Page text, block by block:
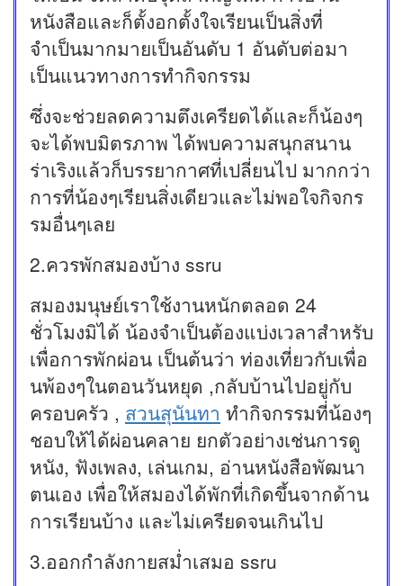
หนังสือและก็ตั้งอกตั้งใจเรียนเป็นสิ่งที่
จำเป็นมากมายเป็นอันดับ 1 อันดับต่อมา
เป็นแนวทางการทำกิจกรรม
ซึ่งจะช่วยลดความตึงเครียดได้และก็น้องๆ
จะได้พบมิตรภาพ ได้พบความสนุกสนาน
ร่าเริงแล้วก็บรรยากาศที่เปลี่ยนไป มากกว่า
การที่น้องๆเรียนสิ่งเดียวและไม่พอใจกิจกร
รมอื่นๆเลย
2.ควรพักสมองบ้าง ssru
สมองมนุษย์เราใช้งานหนักตลอด 24
ชั่วโมงมิได้ น้องจำเป็นต้องแบ่งเวลาสำหรับ
เพื่อการพักผ่อน เป็นต้นว่า ท่องเที่ยวกับเพื่อ
นพ้องๆในตอนวันหยุด ,กลับบ้านไปอยู่กับ
ครอบครัว , สวนสุนันทา ทำกิจกรรมที่น้องๆ
ชอบให้ได้ผ่อนคลาย ยกตัวอย่างเช่นการดู
หนัง, ฟังเพลง, เล่นเกม, อ่านหนังสือพัฒนา
ตนเอง เพื่อให้สมองได้พักที่เกิดขึ้นจากด้าน
การเรียนบ้าง และไม่เครียดจนเกินไป
3.ออกกำลังกายสม่ำเสมอ ssru